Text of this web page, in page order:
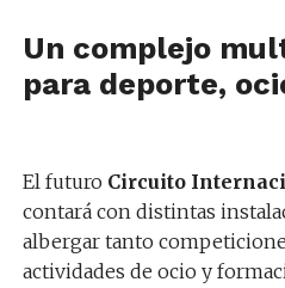
Un complejo
para deporte,
El futuro Circuito
contará con distintas
albergar tanto
actividades de ocio y